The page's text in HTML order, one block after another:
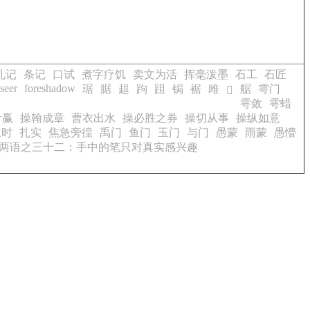
记 条记 口试 煮字疗饥 卖文为活 挥毫泼墨 石工
石匠
foreshadow 琚 腒 趄 跔 跙 锔 裾 雎 𥇛 艍
雩门
雩敛
雩蜡
操翰成章 曹衣出水 操必胜之券 操切从事
操纵如意
扎实 焦急旁徨 禹门 鱼门 玉门 与门 愚蒙 雨蒙
愚懵
语之三十二：手中的笔只对真实感兴趣